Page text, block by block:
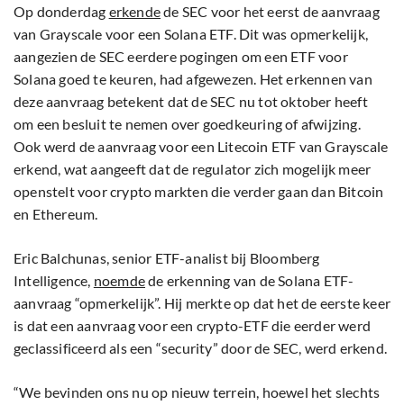
Op donderdag erkendede SEC voor het eerst de aanvraag
van Grayscale voor een Solana ETF. Dit was opmerkelijk,
aangezien de SEC eerdere pogingen om een ETF voor
Solana goed te keuren, had afgewezen. Het erkennen van
deze aanvraag betekent dat de SEC nu tot oktober heeft
om een besluit te nemen over goedkeuring of afwijzing.
Ook werd de aanvraag voor een Litecoin ETF van Grayscale
erkend, wat aangeeft dat de regulator zich mogelijk meer
openstelt voor crypto markten die verder gaan dan Bitcoin
en Ethereum.
Eric Balchunas, senior ETF-analist bij Bloomberg
Intelligence, noemdede erkenning van de Solana ETF-
aanvraag “opmerkelijk”. Hij merkte op dat het de eerste keer
is dat een aanvraag voor een crypto-ETF die eerder werd
geclassificeerd als een “security” door de SEC, werd erkend.
“We bevinden ons nu op nieuw terrein, hoewel het slechts